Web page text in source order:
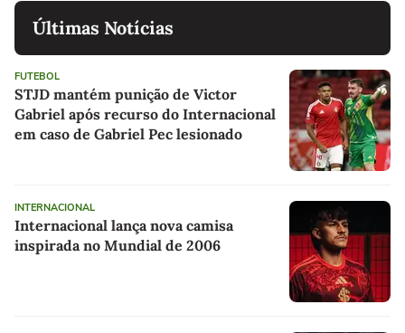
Últimas Notícias
FUTEBOL
STJD mantém punição de Victor
Gabriel após recurso do Internacional
em caso de Gabriel Pec lesionado
INTERNACIONAL
Internacional lança nova camisa
inspirada no Mundial de 2006